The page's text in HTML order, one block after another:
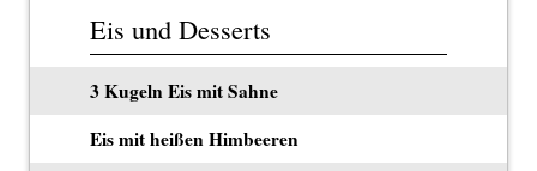
Eis und Desserts
3 Kugeln Eis mit Sahne
Eis mit heißen Himbeeren